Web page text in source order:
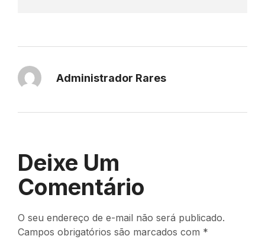
Administrador Rares
Deixe Um
Comentário
O seu endereço de e-mail não será publicado.
Campos obrigatórios são marcados com *